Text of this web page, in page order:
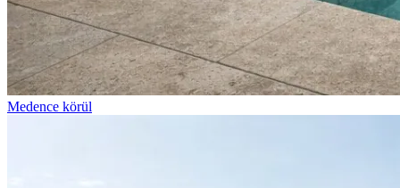
Medence körül